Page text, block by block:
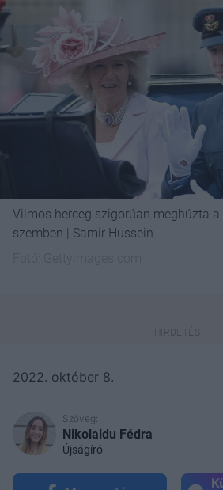
Vilmos herceg szigorúan meghúzta
szemben | Samir Hussein
2022. október 8.
Szöveg:
Nikolaidu Fédra
Újságíró